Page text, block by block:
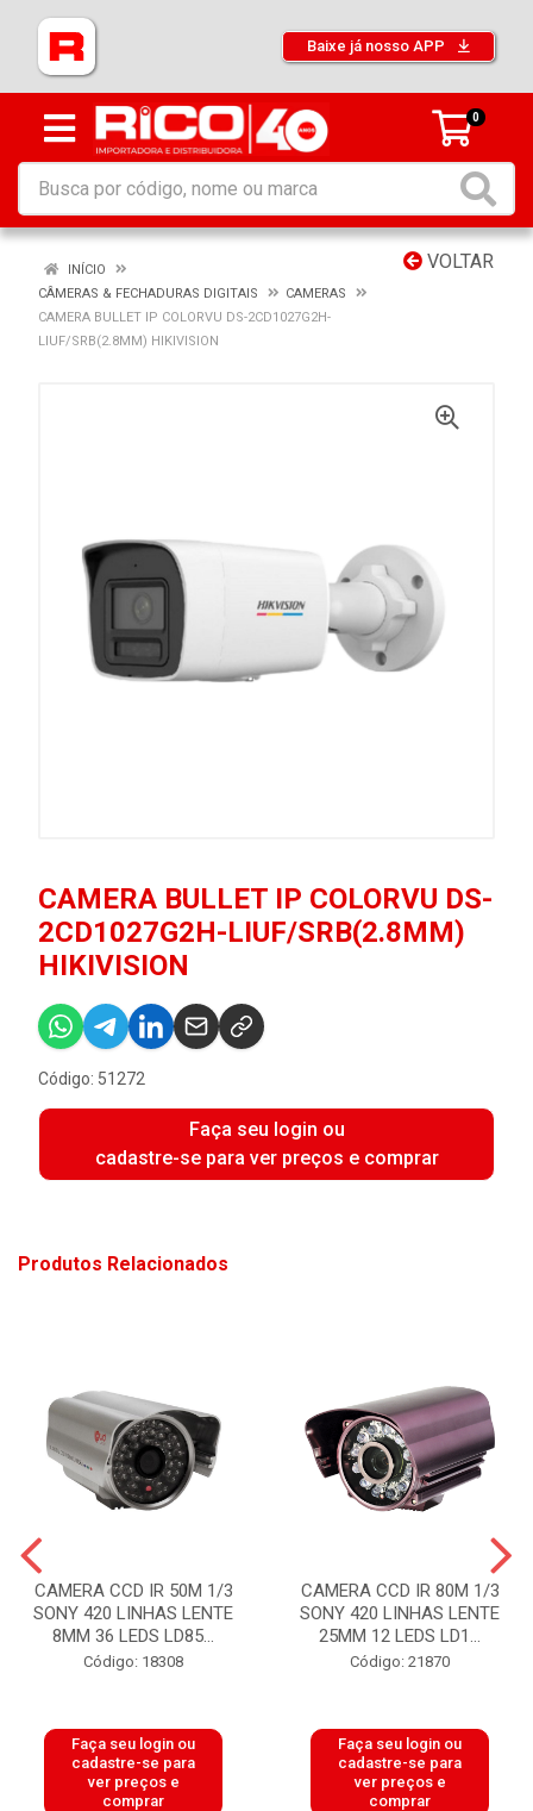
Baixe já nosso APP
0
VOLTAR
INÍCIO
CÂMERAS & FECHADURAS DIGITAIS
CAMERAS
CAMERA BULLET IP COLORVU DS-2CD1027G2H-
LIUF/SRB(2.8MM) HIKIVISION
CAMERA BULLET IP COLORVU DS-
2CD1027G2H-LIUF/SRB(2.8MM)
HIKIVISION
Código: 51272
Faça seu login ou
cadastre-se para ver preços e comprar
Produtos Relacionados
CAMERA CCD IR 50M 1/3
SONY 420 LINHAS LENTE
8MM 36 LEDS LD85...
Código: 18308
Faça seu login ou
cadastre-se para
ver preços e
comprar
CAMERA CCD IR 80M 1/3
SONY 420 LINHAS LENTE
25MM 12 LEDS LD1...
Código: 21870
Faça seu login ou
cadastre-se para
ver preços e
comprar